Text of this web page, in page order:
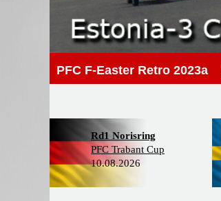
PFС F-Easter Retro 2023a
Rd1 Norisring
PFC Trabant Cup
10.08.2026